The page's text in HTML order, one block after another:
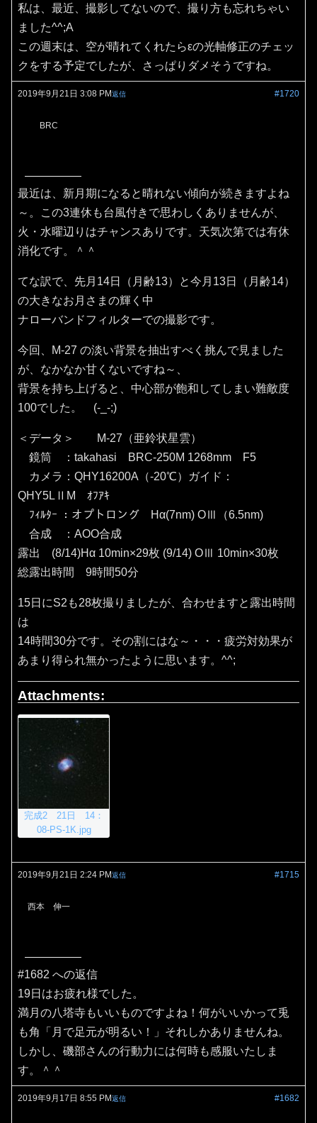
私は、最近、撮影してないので、撮り方も忘れちゃい
ました^^;A
この週末は、空が晴れてくれたらεの光軸修正のチェッ
クをする予定でしたが、さっぱりダメそうですね。
2019年9月21日 3:08 PM #1720
返信
BRC
最近は、新月期になると晴れない傾向が続きますよね
～。この3連休も台風付きで思わしくありませんが、
火・水曜辺りはチャンスありです。天気次第では有休
消化です。＾＾
てな訳で、先月14日（月齢13）と今月13日（月齢14）
の大きなお月さまの輝く中
ナローバンドフィルターでの撮影です。
今回、M-27 の淡い背景を抽出すべく挑んで見ました
が、なかなか甘くないですね～、
背景を持ち上げると、中心部が飽和してしまい難敵度
100でした。 (-_-;)
＜データ＞ M-27（亜鈴状星雲）
鏡筒 ：takahasi BRC-250M 1268mm F5
カメラ：QHY16200A（‐20℃）ガイド：
QHY5LⅡM ｵﾌｱｷ
ﾌｨﾙﾀｰ ：オプトロング Hα(7nm) OⅢ（6.5nm)
合成 ：AOO合成
露出 (8/14)Hα 10min×29枚 (9/14) OⅢ 10min×30枚
総露出時間 9時間50分
15日にS2も28枚撮りましたが、合わせますと露出時間
は
14時間30分です。その割にはな～・・・疲労対効果が
あまり得られ無かったように思います。^^;
Attachments:
完成2 21日 14：
08-PS-1K.jpg
2019年9月21日 2:24 PM #1715
返信
西本 伸一
#1682 への返信
19日はお疲れ様でした。
満月の八塔寺もいいものですよね！何がいいかって兎
も角「月で足元が明るい！」それしかありませんね。
しかし、磯部さんの行動力には何時も感服いたしま
す。＾＾
2019年9月17日 8:55 PM #1682
返信